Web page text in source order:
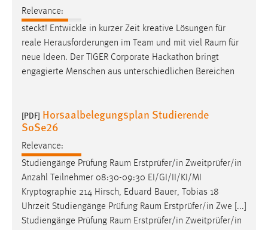
Relevance:
steckt! Entwickle in kurzer Zeit kreative Lösungen für
reale Herausforderungen im Team und mit viel Raum für
neue Ideen. Der TIGER Corporate Hackathon bringt
engagierte Menschen aus unterschiedlichen Bereichen
[PDF] Horsaalbelegungsplan Studierende
SoSe26
Relevance:
Studiengänge Prüfung Raum Erstprüfer/in Zweitprüfer/in
Anzahl Teilnehmer 08:30-09:30 EI/GI/II/KI/MI
Kryptographie 214 Hirsch, Eduard Bauer, Tobias 18
Uhrzeit Studiengänge Prüfung Raum Erstprüfer/in Zwe [...]
Studiengänge Prüfung Raum Erstprüfer/in Zweitprüfer/in